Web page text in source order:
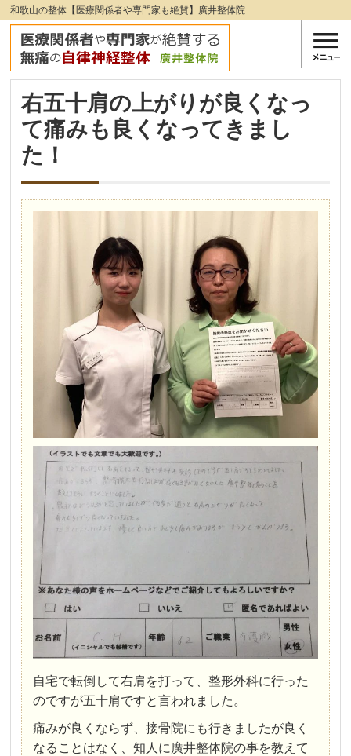
和歌山の整体【医療関係者や専門家も絶賛】廣井整体院
右五十肩の上がりが良くなっ
て痛みも良くなってきまし
た！
自宅で転倒して右肩を打って、整形外科に行った
のですが五十肩ですと言われました。
痛みが良くならず、接骨院にも行きましたが良く
なることはなく、知人に廣井整体院の事を教えて